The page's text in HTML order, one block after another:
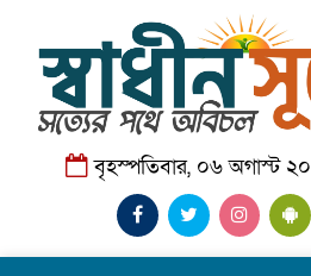
বৃহস্পতিবার, ০৬ অগাস্ট